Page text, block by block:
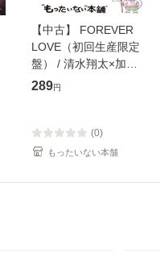
【中古】 FOREVER
LOVE（初回生産限定
盤） / 清水翔太×加藤
ミリヤ / [CD]【メール
289円
(0)
もったいない本舗